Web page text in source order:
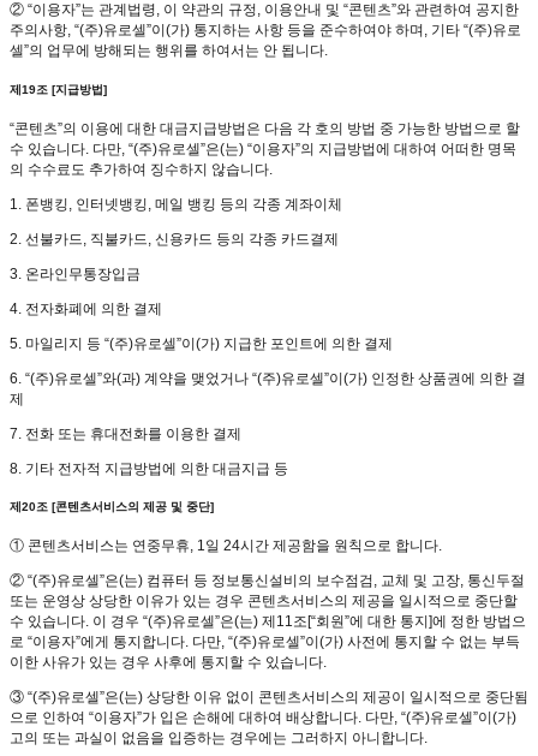
② “이용자”는 관계법령, 이 약관의 규정, 이용안내 및 “콘텐츠”와 관련하여 공지한
주의사항, “(주)유로셀”이(가) 통지하는 사항 등을 준수하여야 하며, 기타 “(주)유로
셀”의 업무에 방해되는 행위를 하여서는 안 됩니다.
제19조 [지급방법]
“콘텐츠”의 이용에 대한 대금지급방법은 다음 각 호의 방법 중 가능한 방법으로 할
수 있습니다. 다만, “(주)유로셀”은(는) “이용자”의 지급방법에 대하여 어떠한 명목
의 수수료도 추가하여 징수하지 않습니다.
1. 폰뱅킹, 인터넷뱅킹, 메일 뱅킹 등의 각종 계좌이체
2. 선불카드, 직불카드, 신용카드 등의 각종 카드결제
3. 온라인무통장입금
4. 전자화폐에 의한 결제
5. 마일리지 등 “(주)유로셀”이(가) 지급한 포인트에 의한 결제
6. “(주)유로셀”와(과) 계약을 맺었거나 “(주)유로셀”이(가) 인정한 상품권에 의한 결
제
7. 전화 또는 휴대전화를 이용한 결제
8. 기타 전자적 지급방법에 의한 대금지급 등
제20조 [콘텐츠서비스의 제공 및 중단]
① 콘텐츠서비스는 연중무휴, 1일 24시간 제공함을 원칙으로 합니다.
② “(주)유로셀”은(는) 컴퓨터 등 정보통신설비의 보수점검, 교체 및 고장, 통신두절
또는 운영상 상당한 이유가 있는 경우 콘텐츠서비스의 제공을 일시적으로 중단할
수 있습니다. 이 경우 “(주)유로셀”은(는) 제11조[“회원”에 대한 통지]에 정한 방법으
로 “이용자”에게 통지합니다. 다만, “(주)유로셀”이(가) 사전에 통지할 수 없는 부득
이한 사유가 있는 경우 사후에 통지할 수 있습니다.
③ “(주)유로셀”은(는) 상당한 이유 없이 콘텐츠서비스의 제공이 일시적으로 중단됨
으로 인하여 “이용자”가 입은 손해에 대하여 배상합니다. 다만, “(주)유로셀”이(가)
고의 또는 과실이 없음을 입증하는 경우에는 그러하지 아니합니다.